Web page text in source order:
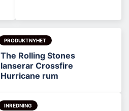
PRODUKTNYHET
The Rolling Stones
lanserar Crossfire
Hurricane rum
INREDNING